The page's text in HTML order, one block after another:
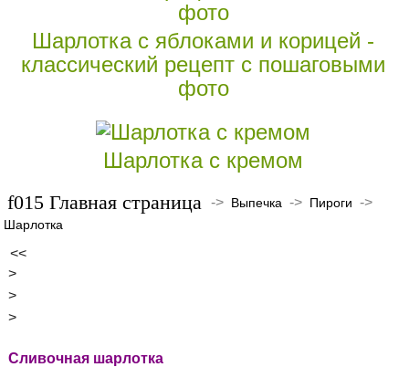
Шарлотка с яблоками и корицей -
классический рецепт с пошаговыми
фото
Шарлотка с кремом
Главная страница -> Выпечка -> Пироги ->
Шарлотка
<<
>
>
>
Сливочная шарлотка